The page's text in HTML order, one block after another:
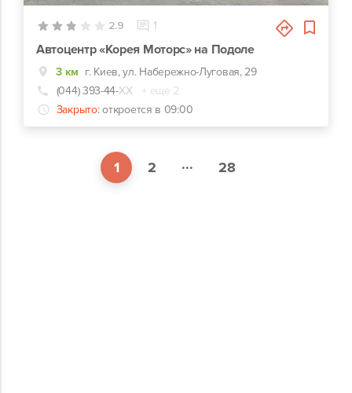
2.9 1
Автоцентр «Корея Моторс» на Подоле
3 км г. Киев, ул. Набережно-Луговая, 29
(044) 393-44-ХХ
+ еще 2
Закрыто: откроется в 09:00
1 2 ... 28